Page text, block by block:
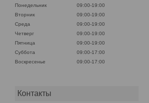
Понедельник
09:00-19:00
Вторник
09:00-19:00
Среда
09:00-19:00
Четверг
09:00-19:00
Пятница
09:00-19:00
Суббота
09:00-17:00
Воскресенье
09:00-17:00
Контакты